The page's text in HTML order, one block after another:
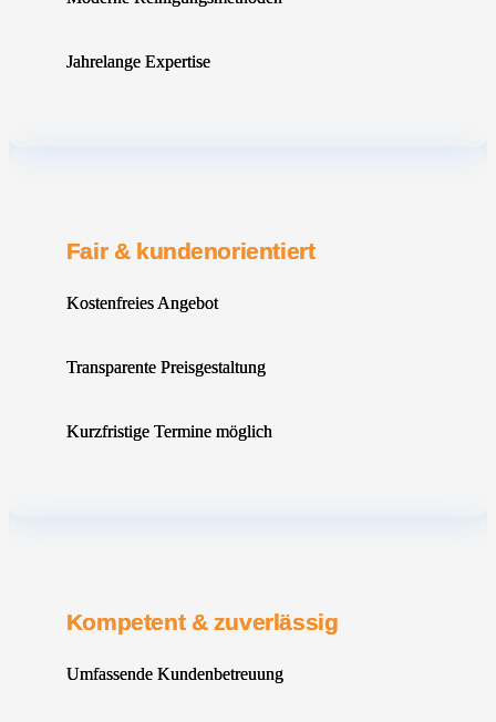
Jahrelange Expertise
Fair & kundenorientiert
Kostenfreies Angebot
Transparente Preisgestaltung
Kurzfristige Termine möglich
Kompetent & zuverlässig
Umfassende Kundenbetreuung